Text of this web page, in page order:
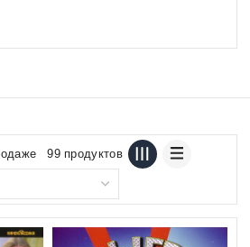
99 продуктов